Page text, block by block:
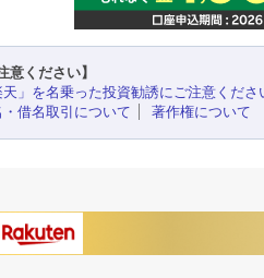
意ください】
天」を名乗った投資勧誘にご注意くださ
・借名取引について
著作権について